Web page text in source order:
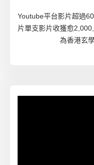
Youtube平台影片超過
片單支影片收獲愈
為香港玄